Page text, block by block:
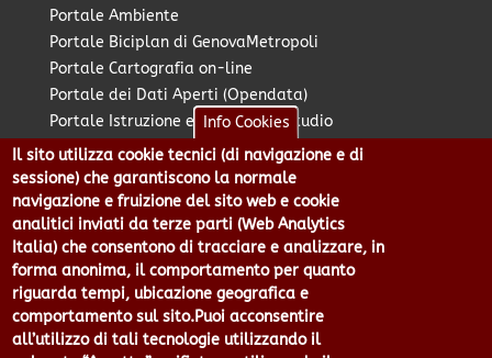
Portale Ambiente
Portale Biciplan di GenovaMetropoli
Portale Cartografia on-line
Portale dei Dati Aperti (Opendata)
Portale Istruzione e Diritto allo Studio
Portale Marketing Territoriale
Portale Piano Strategico Metropolitano
Portale PUMS di GenovaMetropoli
Portale Stazione Unica Appaltante
Pratico: procedimenti e istanze online
Città Metropolitana di Genova - Piazzale Mazzini 2 -16122 -
Genova | CF:80007350103 - P.Iva: 00949170104 | Codice IPA: cmge
Info Cookies
Il sito utilizza cookie tecnici (di navigazione e di
sessione) che garantiscono la normale
navigazione e fruizione del sito web e cookie
analitici inviati da terze parti (Web Analytics
Italia) che consentono di tracciare e analizzare, in
forma anonima, il comportamento per quanto
riguarda tempi, ubicazione geografica e
comportamento sul sito.Puoi acconsentire
all’utilizzo di tali tecnologie utilizzando il